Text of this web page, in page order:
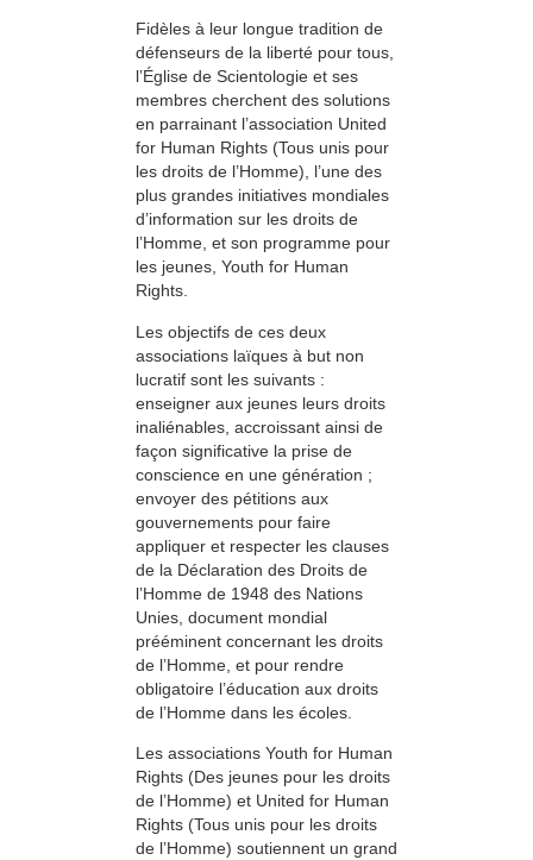
Fidèles à leur longue tradition de
défenseurs de la liberté pour tous,
l’Église de Scientologie et ses
membres cherchent des solutions
en parrainant l’association United
for Human Rights (Tous unis pour
les droits de l’Homme), l’une des
plus grandes initiatives mondiales
d’information sur les droits de
l’Homme, et son programme pour
les jeunes, Youth for Human
Rights.
Les objectifs de ces deux
associations laïques à but non
lucratif sont les suivants :
enseigner aux jeunes leurs droits
inaliénables, accroissant ainsi de
façon significative la prise de
conscience en une génération ;
envoyer des pétitions aux
gouvernements pour faire
appliquer et respecter les clauses
de la Déclaration des Droits de
l’Homme de 1948 des Nations
Unies, document mondial
prééminent concernant les droits
de l’Homme, et pour rendre
obligatoire l’éducation aux droits
de l’Homme dans les écoles.
Les associations Youth for Human
Rights (Des jeunes pour les droits
de l’Homme) et United for Human
Rights (Tous unis pour les droits
de l’Homme) soutiennent un grand